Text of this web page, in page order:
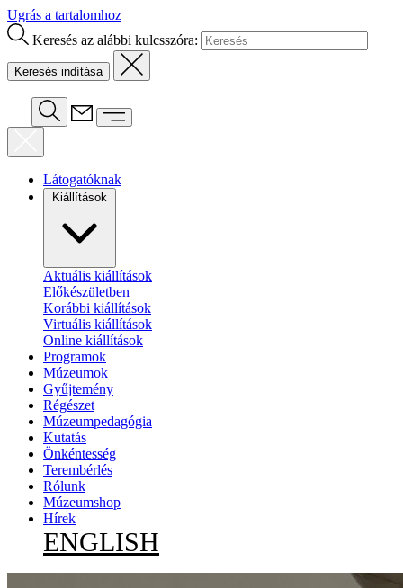
Ugrás a tartalomhoz
Keresés az alábbi kulcsszóra:
Látogatóknak
Kiállítások
Aktuális kiállítások
Előkészületben
Korábbi kiállítások
Virtuális kiállítások
Online kiállítások
Programok
Múzeumok
Gyűjtemény
Régészet
Múzeumpedagógia
Kutatás
Önkéntesség
Terembérlés
Rólunk
Múzeumshop
Hírek
ENGLISH